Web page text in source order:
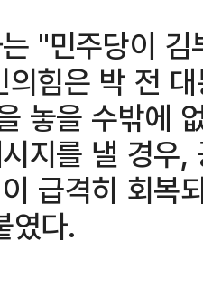
"민주당이
힘은 박 전
놓을 수밖에
지를 낼 경우
급격히 회복
였다.